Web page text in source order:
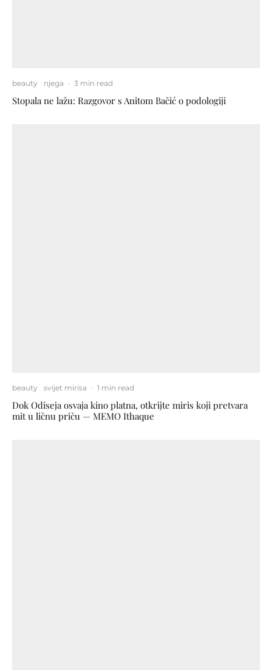
beauty njega · 3 min read
Stopala ne lažu: Razgovor s Anitom Bačić o podologiji
beauty svijet mirisa · 1 min read
Dok Odiseja osvaja kino platna, otkrijte miris koji pretvara
mit u ličnu priču — MEMO Ithaque